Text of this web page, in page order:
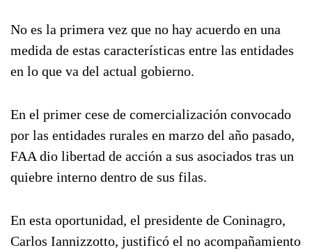
No es la primera vez que no hay acuerdo en una
medida de estas características entre las entidades
en lo que va del actual gobierno.
En el primer cese de comercialización convocado
por las entidades rurales en marzo del año pasado,
FAA dio libertad de acción a sus asociados tras un
quiebre interno dentro de sus filas.
En esta oportunidad, el presidente de Coninagro,
Carlos Iannizzotto, justificó el no acompañamiento